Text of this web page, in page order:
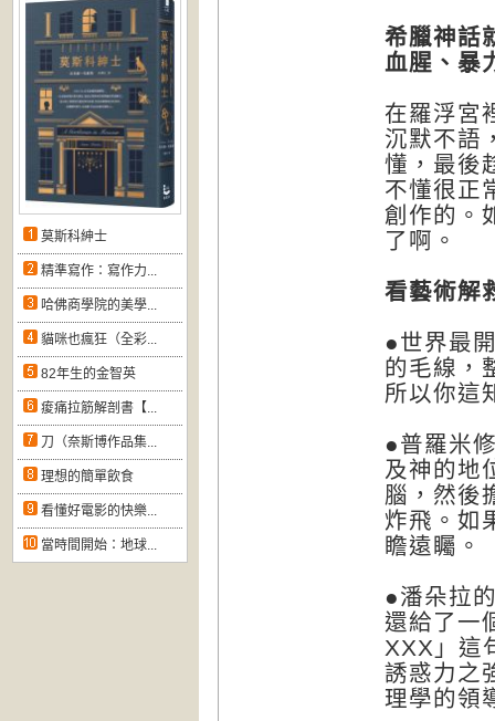
莫斯科紳士
精準寫作：寫作力...
哈佛商學院的美學...
貓咪也瘋狂（全彩...
82年生的金智英
痠痛拉筋解剖書【...
刀（奈斯博作品集...
理想的簡單飲食
看懂好電影的快樂...
當時間開始：地球...
希臘神話
血腥、暴
在羅浮宮
沉默不語
懂，最後
不懂很正
創作的。
了啊。
看藝術解
●世界最
的毛線，
所以你這
●普羅米
及神的地
腦，然後
炸飛。如
瞻遠矚。
●潘朵拉
還給了一
XXX」這
誘惑力之
理學的領